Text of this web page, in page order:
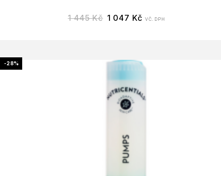
1 445Kč 1 047 Kč VČ. DPH
-28%